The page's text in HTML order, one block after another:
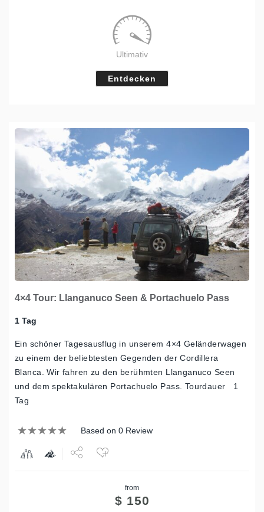
Ultimativ
Entdecken
4×4 Tour: Llanganuco Seen & Portachuelo Pass
1 Tag
Ein schöner Tagesausflug in unserem 4×4 Geländerwagen
zu einem der beliebtesten Gegenden der Cordillera
Blanca. Wir fahren zu den berühmten Llanganuco Seen
und dem spektakulären Portachuelo Pass. Tourdauer 1
Tag
Based on 0 Review
from
$ 150